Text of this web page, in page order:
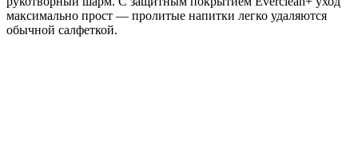
максимально прост — пролитые напитки легко удаляются
обычной салфеткой.